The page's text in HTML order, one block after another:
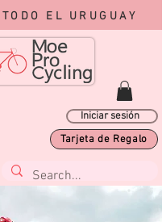
EL URUGUAY
Tarjeta de Regalo
Iniciar sesión